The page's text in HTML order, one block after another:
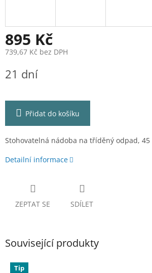
895 Kč
739,67 Kč bez DPH
cena:
21 dní
Přidat do košíku
Stohovatelná nádoba na tříděný odpad,
Detailní informace
ZEPTAT SE SDÍLET
Související produkty
Tip